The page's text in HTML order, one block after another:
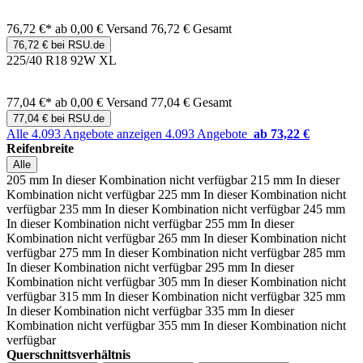
76,72 €* ab 0,00 € Versand 76,72 € Gesamt
76,72 € bei RSU.de
225/40 R18 92W XL
77,04 €* ab 0,00 € Versand 77,04 € Gesamt
77,04 € bei RSU.de
Alle 4.093 Angebote anzeigen 4.093 Angebote ab 73,22 €
Reifenbreite
Alle
205 mm In dieser Kombination nicht verfügbar 215 mm In dieser
Kombination nicht verfügbar 225 mm In dieser Kombination nicht
verfügbar 235 mm In dieser Kombination nicht verfügbar 245 mm
In dieser Kombination nicht verfügbar 255 mm In dieser
Kombination nicht verfügbar 265 mm In dieser Kombination nicht
verfügbar 275 mm In dieser Kombination nicht verfügbar 285 mm
In dieser Kombination nicht verfügbar 295 mm In dieser
Kombination nicht verfügbar 305 mm In dieser Kombination nicht
verfügbar 315 mm In dieser Kombination nicht verfügbar 325 mm
In dieser Kombination nicht verfügbar 335 mm In dieser
Kombination nicht verfügbar 355 mm In dieser Kombination nicht
verfügbar
Querschnittsverhältnis